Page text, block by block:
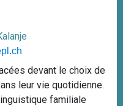
devant le choix de
leur vie quotidienne.
familiale